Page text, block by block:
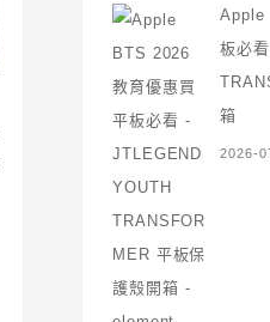
Apple
板必
箱
2026-